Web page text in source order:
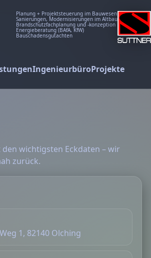
Planung + Projektsteuerung im Bauwesen
Sanierungen, Modernisierungen im Altbau
Brandschutzfachplanung und -konzeption
Energieberatung (BAfA, KfW)
Bauschadensgutachten
IngenieurbüroProjekte
wichtigsten Eckdaten – wir
zurück.
1, 82140 Olching